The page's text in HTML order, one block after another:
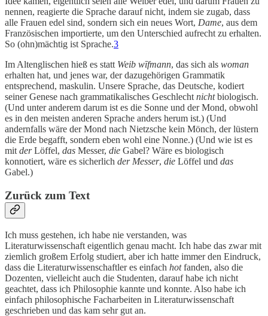
nennen, reagierte die Sprache darauf nicht, indem sie zugab, dass
alle Frauen edel sind, sondern sich ein neues Wort, Dame, aus dem
Französischen importierte, um den Unterschied aufrecht zu erhalten.
So (ohn)mächtig ist Sprache.3
Im Altenglischen hieß es statt Weib wīfmann, das sich als woman
erhalten hat, und jenes war, der dazugehörigen Grammatik
entsprechend, maskulin. Unsere Sprache, das Deutsche, kodiert
seiner Genese nach grammatikalisches Geschlecht nichtbiologisch.
(Und unter anderem darum ist es die Sonne und der Mond, obwohl
es in den meisten anderen Sprache anders herum ist.) (Und
andernfalls wäre der Mond nach Nietzsche kein Mönch, der lüstern
die Erde begafft, sondern eben wohl eine Nonne.) (Und wie ist es
mit derLöffel, das Messer, die Gabel? Wäre es biologisch
konnotiert, wäre es sicherlich der Messer, die Löffel und das
Gabel.)
Zurück zum Text
Ich muss gestehen, ich habe nie verstanden, was
Literaturwissenschaft eigentlich genau macht. Ich habe das zwar mit
ziemlich großem Erfolg studiert, aber ich hatte immer den Eindruck,
dass die Literaturwissenschaftler es einfach hotfanden, also die
Dozenten, vielleicht auch die Studenten, darauf habe ich nicht
geachtet, dass ich Philosophie kannte und konnte. Also habe ich
einfach philosophische Facharbeiten in Literaturwissenschaft
geschrieben und das kam sehr gut an.